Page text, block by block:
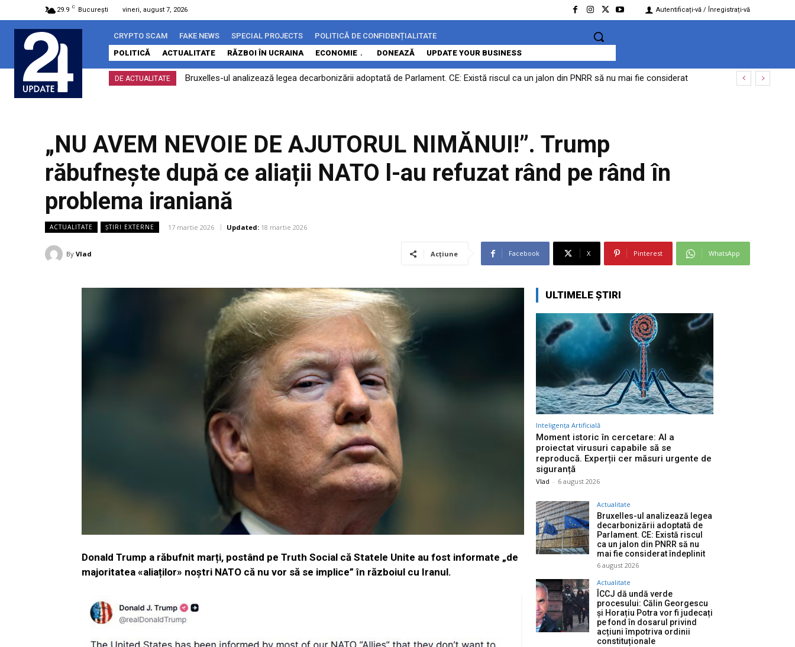
29.9 C București vineri, august 7, 2026 Autentificați-vă / Înregistrați-vă
CRYPTO SCAM FAKE NEWS SPECIAL PROJECTS
POLITICĂ DE CONFIDENȚIALITATE
POLITICĂ
ACTUALITATE RĂZBOI ÎN UCRAINA ECONOMIE DONEAZĂ UPDATE YOUR BUSINESS
DE ACTUALITATE
Bruxelles-ul analizează legea decarbonizării adoptată de Parlament. CE: Există riscul ca un jalon din PNRR să nu mai fie considerat
ÎCCJ dă undă verde procesului: Călin Georgescu și Horațiu Potra vor fi judecați pe fond în dosarul privind acțiuni împotriva ordinii
„NU AVEM NEVOIE DE AJUTORUL NIMĂNUI!”. Trump
răbufnește după ce aliații NATO l-au refuzat rând pe rând în
problema iraniană
ACTUALITATE ȘTIRI EXTERNE 17 martie 2026 Updated: 18 martie 2026
By Vlad Acțiune Facebook X Pinterest WhatsApp
Donald Trump a răbufnit marți, postând pe Truth Social că Statele Unite au fost informate „de
majoritatea «aliaților» noștri NATO că nu vor să se implice” în războiul cu Iranul.
ULTIMELE ȘTIRI
Inteligența Artificială
Moment istoric în cercetare: AI a
proiectat virusuri capabile să se
reproducă. Experții cer măsuri urgente de
siguranță
Vlad - 6 august 2026
Actualitate
Bruxelles-ul analizează legea
decarbonizării adoptată de
Parlament. CE: Există riscul
ca un jalon din PNRR să nu
mai fie considerat îndeplinit
6 august 2026
Actualitate
ÎCCJ dă undă verde
procesului: Călin Georgescu
și Horațiu Potra vor fi judecați
pe fond în dosarul privind
acțiuni împotriva ordinii
constituționale